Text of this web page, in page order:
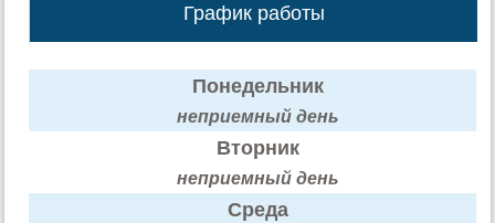
График работы
Понедельник
неприемный день
Вторник
неприемный день
Среда